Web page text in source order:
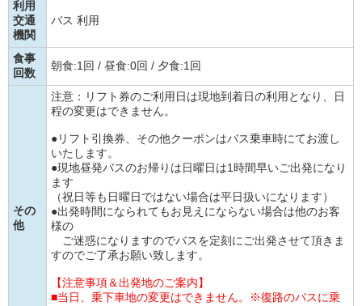
利用
交通
機関
バス 利用
食事
回数
朝食:1回 / 昼食:0回 / 夕食:1回
その
他
注意：リフト券のご利用日は現地到着日の利用となり、日
程の変更はできません。
●リフト引換券、その他クーポンはバス乗車時にてお渡し
いたします。
●現地昼発バスのお帰りは日曜日は1時間早いご出発になり
ます
（祝日等も日曜日ではない場合は平日扱いになります）
●出発時間になられてもお見えにならない場合は他のお客
様の
ご迷惑になりますのでバスを定刻にご出発させて頂きま
すのでご了承お願い致します。
【注意事項＆出発地のご案内】
■当日、乗下車地の変更はできません。※復路のバスに乗